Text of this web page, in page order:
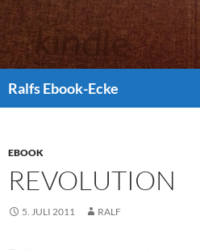
Ralfs Ebook-Ecke
EBOOK
REVOLUTION
5. JULI 2011 RALF